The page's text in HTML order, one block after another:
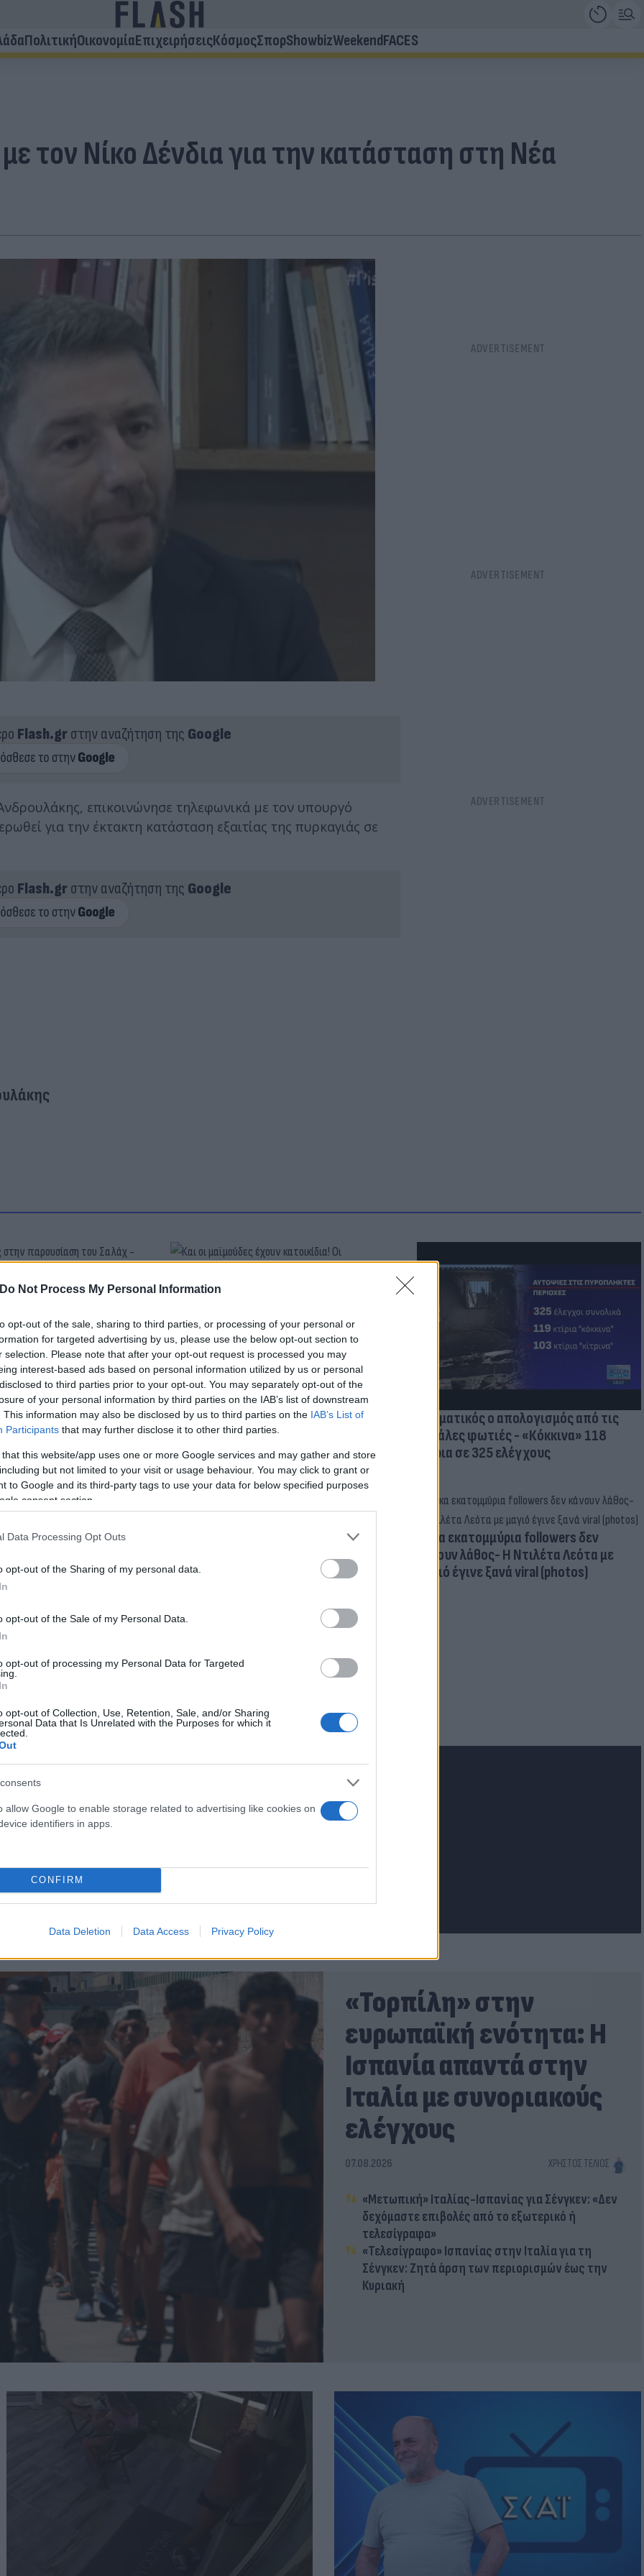
Do Not Process My Personal Information
opt-out of the sale, sharing to third parties, or processing of your personal or
for targeted advertising by us, please use the below opt-out section to
selection. Please note that after your opt-out request is processed you may
interest-based ads based on personal information utilized by us or personal
to third parties prior to your opt-out. You may separately opt-out of the
of your personal information by third parties on the IAB’s list of downstream
This information may also be disclosed by us to third parties on the IAB’s List of
Participants that may further disclose it to other third parties.
that this website/app uses one or more Google services and may gather and store
but not limited to your visit or usage behaviour. You may click to grant or
to Google and its third-party tags to use your data for below specified purposes
consent section.
Data Processing Opt Outs
opt-out of the Sharing of my personal data.
opt-out of the Sale of my Personal Data.
opt-out of processing my Personal Data for Targeted
opt-out of Collection, Use, Retention, Sale, and/or Sharing
Data that Is Unrelated with the Purposes for which it
allow Google to enable storage related to advertising like cookies on
identifiers in apps.
CONFIRM
Data Deletion Data Access Privacy Policy
ΠολιτικήΟικονομίαΕπιχειρήσειςΚόσμοςΣπορShowbizWeekendFACES
τον Νίκο Δένδια για την κατάσταση στη Νέα
Flash.grστην αναζήτηση της Google
επικοινώνησε τηλεφωνικά με τον υπουργό
για την έκτακτη κατάσταση εξαιτίας της πυρκαγιάς σε
Flash.grστην αναζήτηση της Google
κόσμου στο γήπεδο
(video)
επιστήμονες ρίχνουν φως στις
"φιλίες" μεταξύ διαφορετικών ειδών
Δραματικός ο απολογισμός από τις
μεγάλες φωτιές - «Κόκκινα» 118
κτίρια σε 325 ελέγχους
3,5 φορές
κάκωσης
Τουρκικές προκλήσεις στο Αιγαίο:
Δέκα εκατομμύρια followers δεν
κάνουν λάθος- Η Ντιλέτα Λεότα με
μαγιό έγινε ξανά viral (photos)
μην μένεις στο σκοτάδι... ακολούθησε το Flash.gr
«Τορπίλη» στην
ευρωπαϊκή ενότητα: Η
Ισπανία απαντά στην
Ιταλία με συνοριακούς
ελέγχους
07.08.2026 ΧΡΉΣΤΟΣ ΤΈΛΙΟΣ
«Μετωπική» Ιταλίας-Ισπανίας για Σένγκεν: «Δεν
δεχόμαστε επιβολές από το εξωτερικό ή
τελεσίγραφα»
«Τελεσίγραφο» Ισπανίας στην Ιταλία για τη
Σένγκεν: Ζητά άρση των περιορισμών έως την
Κυριακή